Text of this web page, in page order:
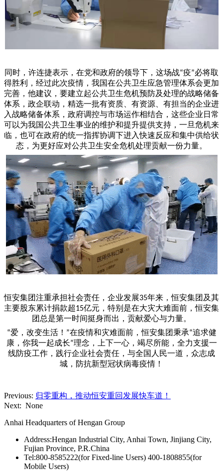
同时，许连捷表示，在党和政府的领导下，这场战“疫”必将取
得胜利，经过此次疫情，我国在公共卫生应急管理体系会更加
完善，他建议，要建立起公共卫生危机预防及处理的战略储备
体系，政企联动，精选一批有资质、有资源、有担当的企业进
入战略储备体系，政府调控与市场运作相结合，这些企业日常
可以为我国公共卫生事业的维护和提升提供支持，一旦危机来
临，也可在政府的统一指挥协调下进入快速反应和集中供给状
态，为更好应对公共卫生安全危机处理贡献一份力量。
恒安集团注重承担社会责任，企业发展35年来，恒安集团及其
主要股东累计捐款超15亿元，特别是在大灾大难面前，恒安集
团总是第一时间挺身而出，贡献爱心与力量。
“爱，改变生活！ ”在疫情和灾难面前，恒安集团秉承“追求健
康，你我一起成长”理念，上下一心，竭尽所能，全力支援一
线防疫工作，践行企业社会责任，与全国人民一道，众志成
城，防抗新型冠状病毒疫情！
Previous: 归零重构，推动恒安重回发展快车道！
Next: None
Anhai Headquarters of Hengan Group
Address:Hengan Industrial City, Anhai Town, Jinjiang City,
Fujian Province, P.R.China
Tel:800-8585222(for Fixed-line Users) 400-1808855(for
Mobile Users)